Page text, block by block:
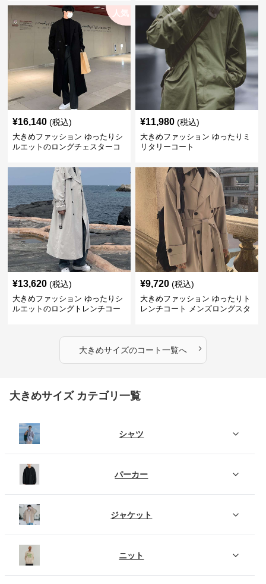
ゆったりシルエットトレンチコ
人気
¥16,140 (税込)
大きめファッション ゆったりシ
ルエットのロングチェスターコ
¥11,980 (税込)
大きめファッション ゆったりミ
リタリーコート
¥13,620 (税込)
大きめファッション ゆったりシ
ルエットのロングトレンチコー
¥9,720 (税込)
大きめファッション ゆったりト
レンチコート メンズロングスタ
大きめサイズのコート一覧へ ›
大きめサイズ カテゴリ一覧
シャツ
パーカー
ジャケット
ニット